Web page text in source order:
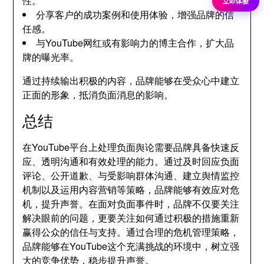
分享客户的成功案例和使用体验，增强品牌的信
任感。
与YouTube网红或有影响力的博主合作，扩大品
牌的曝光率。
通过持续输出积极的内容，品牌能够在受众心中建立
正面的形象，抵消负面消息的影响。
总结
在YouTube平台上处理负面舆论需要品牌具备快速反
应、透明沟通和有效处理的能力。通过及时回应负面
评论、公开道歉、与受影响群体沟通、建立舆情监控
机制以及运用内容营销等策略，品牌能够有效应对危
机，提升声誉。在面对负面事件时，品牌不仅要关注
解决眼前的问题，更要关注如何通过积极的措施重新
赢得公众的信任与支持。通过合理的危机管理策略，
品牌能够在YouTube这个充满挑战的环境中，树立强
大的竞争优势，稳步提升声誉。